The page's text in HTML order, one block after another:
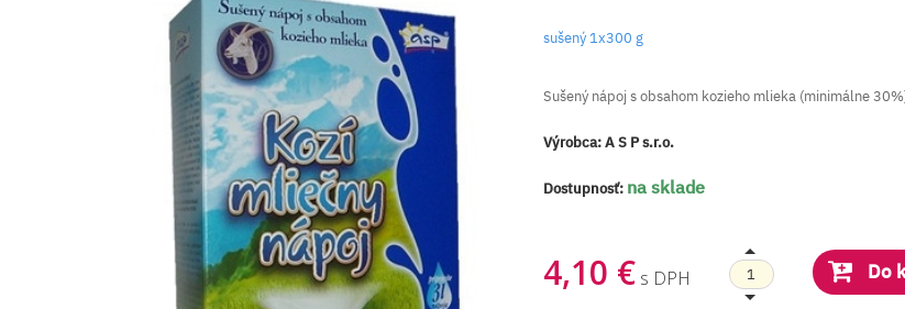
sušený 1x300 g
Sušený nápoj s obsahom kozieho mlieka (minimálne
Výrobca:A S P s.r.o.
Dostupnosť: na sklade
4,10 € s DPH Do